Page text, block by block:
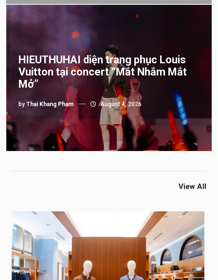
HIEUTHUHAI diện trang phục Louis
Vuitton tại concert “Mắt Nhắm Mắt
Mở”
by Thai Khang Pham August 4, 2026
View All